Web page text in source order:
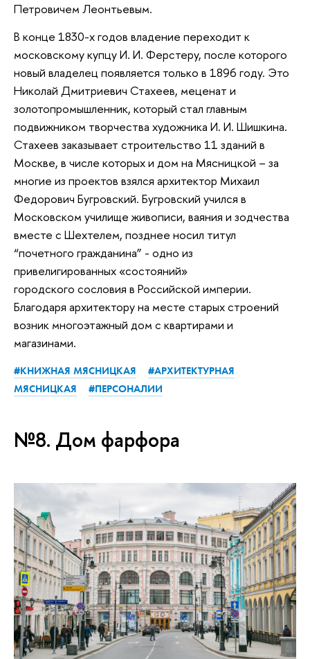
Петровичем Леонтьевым.
В конце 1830-х годов владение переходит к
московскому купцу И. И. Ферстеру, после которого
новый владелец появляется только в 1896 году. Это
Николай Дмитриевич Стахеев, меценат и
золотопромышленник, который стал главным
подвижником творчества художника И. И. Шишкина.
Стахеев заказывает строительство 11 зданий в
Москве, в числе которых и дом на Мясницкой – за
многие из проектов взялся архитектор Михаил
Федорович Бугровский. Бугровский учился в
Московском училище живописи, ваяния и зодчества
вместе с Шехтелем, позднее носил титул
“почетного гражданина” - одно из
привелигированных «состояний»
городского сословия в Российской империи.
Благодаря архитектору на месте старых строений
возник многоэтажный дом с квартирами и
магазинами.
#КНИЖНАЯ МЯСНИЦКАЯ
#АРХИТЕКТУРНАЯ
МЯСНИЦКАЯ
#ПЕРСОНАЛИИ
№8. Дом фарфора